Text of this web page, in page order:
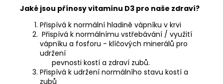
Jaké jsou přínosy vitamínu D3 pro naše zdraví?
Přispívá k normální hladině vápníku v krvi
Přispívá k normálnímu vstřebávání / využití
vápníku a fosforu - klíčových minerálů pro
udržení
pevnosti kostí a zdraví zubů.
Přispívá k udržení normálního stavu kostí a
zubů